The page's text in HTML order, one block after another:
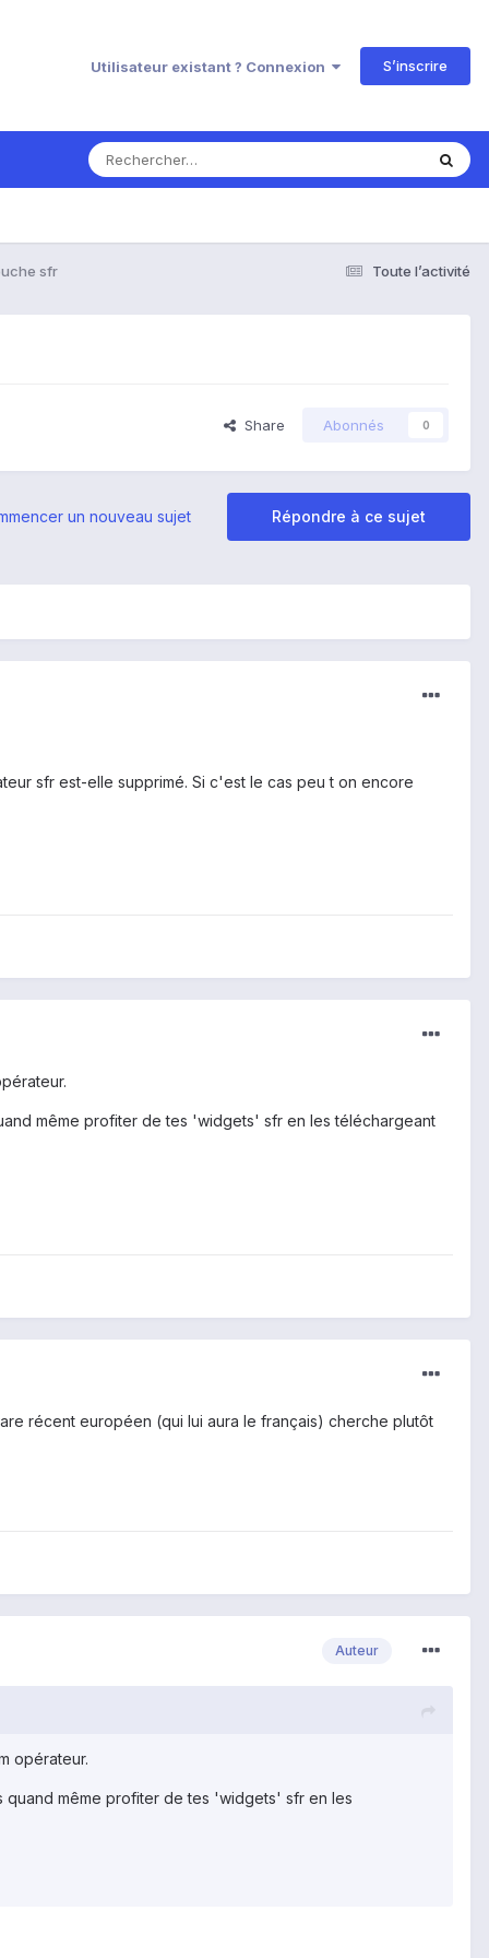
Utilisateur existant ? Connexion S’inscrire
Toute l’activité
sfr
Share Abonnés 0
Répondre à ce sujet
un nouveau sujet
sfr est-elle supprimé. Si c'est le cas peu t on encore
même profiter de tes 'widgets' sfr en les téléchargeant
récent européen (qui lui aura le français) cherche plutôt
Auteur
opérateur.
quand même profiter de tes 'widgets' sfr en les